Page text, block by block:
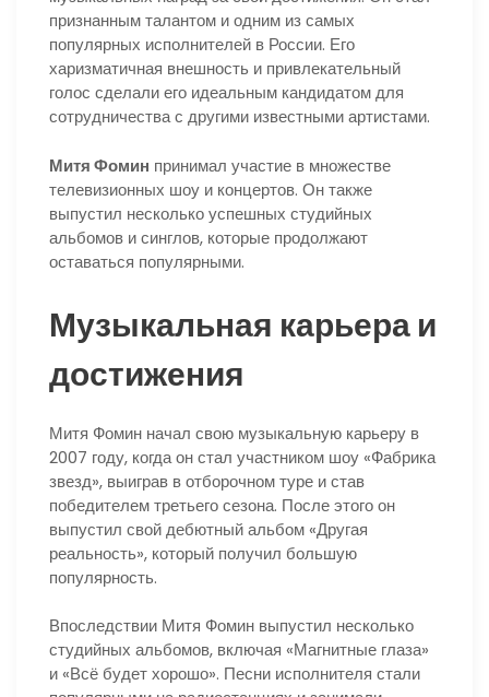
признанным талантом и одним из самых
популярных исполнителей в России. Его
харизматичная внешность и привлекательный
голос сделали его идеальным кандидатом для
сотрудничества с другими известными артистами.
Митя Фомин принимал участие в множестве
телевизионных шоу и концертов. Он также
выпустил несколько успешных студийных
альбомов и синглов, которые продолжают
оставаться популярными.
Музыкальная карьера и
достижения
Митя Фомин начал свою музыкальную карьеру в
2007 году, когда он стал участником шоу «Фабрика
звезд», выиграв в отборочном туре и став
победителем третьего сезона. После этого он
выпустил свой дебютный альбом «Другая
реальность», который получил большую
популярность.
Впоследствии Митя Фомин выпустил несколько
студийных альбомов, включая «Магнитные глаза»
и «Всё будет хорошо». Песни исполнителя стали